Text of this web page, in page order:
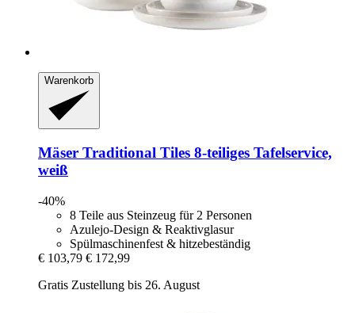
Warenkorb
Mäser Traditional Tiles 8-​teiliges Tafelservice,
weiß
-40%
8 Teile aus Steinzeug für 2 Personen
Azulejo-Design & Reaktivglasur
Spülmaschinenfest & hitzebeständig
€ 103,79 € 172,99
Gratis Zustellung bis 26. August